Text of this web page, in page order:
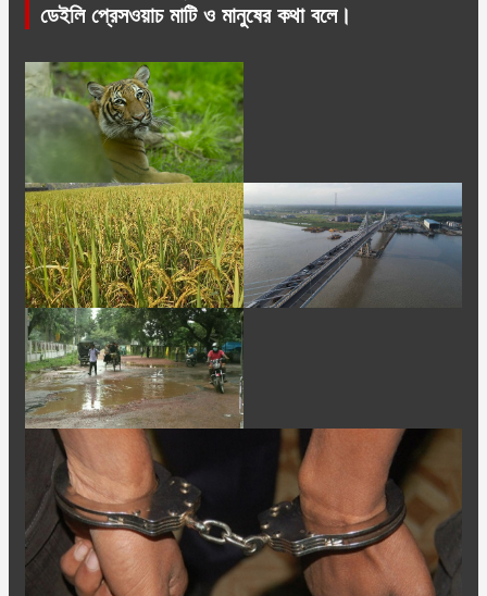
ডেইলি প্রেসওয়াচ মাটি ও মানুষের কথা বলে।